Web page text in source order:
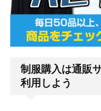
制服購入は通販
利用しよう